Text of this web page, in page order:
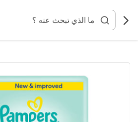
المحتوى
انتقل